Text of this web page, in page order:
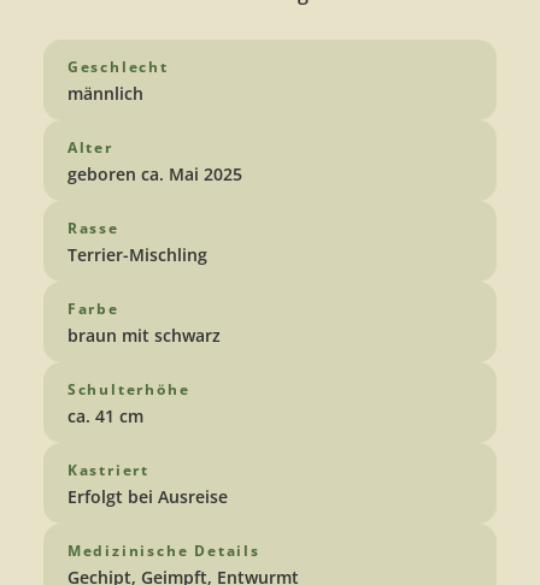
Geschlecht
männlich
Alter
geboren ca. Mai 2025
Rasse
Terrier-Mischling
Farbe
braun mit schwarz
Schulterhöhe
ca. 41 cm
Kastriert
Erfolgt bei Ausreise
Medizinische Details
Gechipt, Geimpft, Entwurmt